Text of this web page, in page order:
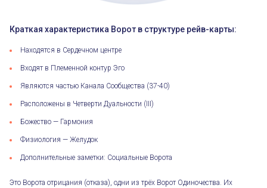
Краткая характеристика Ворот в структуре рейв-карты:
Находятся в Сердечном центре
Входят в Племенной контур Эго
Являются частью Канала Сообщества (37-40)
Расположены в Четверти Дуальности (III)
Божество — Гармония
Физиология — Желудок
Дополнительные заметки: Социальные Ворота
Это Ворота отрицания (отказа), одни из трёх Ворот Одиночества. Их